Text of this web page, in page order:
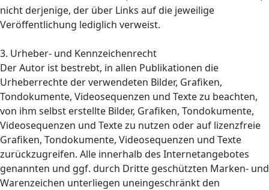
nicht derjenige, der über Links auf die jeweilige
Veröffentlichung lediglich verweist.
3. Urheber- und Kennzeichenrecht
Der Autor ist bestrebt, in allen Publikationen die
Urheberrechte der verwendeten Bilder, Grafiken,
Tondokumente, Videosequenzen und Texte zu beachten,
von ihm selbst erstellte Bilder, Grafiken, Tondokumente,
Videosequenzen und Texte zu nutzen oder auf lizenzfreie
Grafiken, Tondokumente, Videosequenzen und Texte
zurückzugreifen. Alle innerhalb des Internetangebotes
genannten und ggf. durch Dritte geschützten Marken- und
Warenzeichen unterliegen uneingeschränkt den